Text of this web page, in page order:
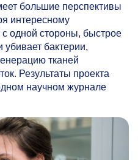
большие перспективы
интересному
одной стороны, быстрое
бактерии,
тканей
Результаты проекта
научном журнале